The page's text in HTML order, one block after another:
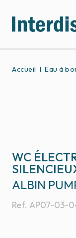
Accueil Eau à
WC
Ref. AP07-03-
ALBIN